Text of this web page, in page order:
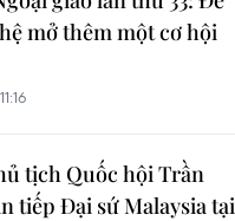
mở thêm một cơ hội
tịch Quốc hội Trần
tiếp Đại sứ Malaysia tại